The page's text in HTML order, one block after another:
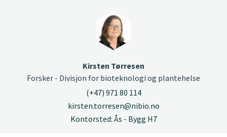
Kirsten Tørresen
Forsker - Divisjon for bioteknologi og plantehelse
(+47) 971 80 114
kirsten.torresen@nibio.no
Kontorsted: Ås - Bygg H7